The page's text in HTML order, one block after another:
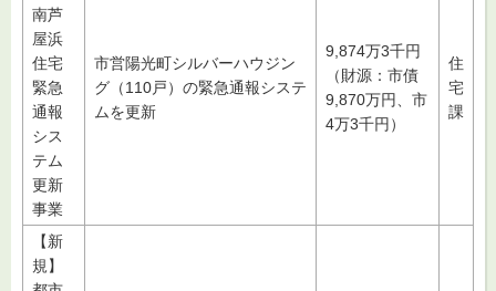
南芦
屋浜
住宅
緊急
通報
シス
テム
更新
事業
市営陽光町シルバーハウジン
グ（110戸）の緊急通報システ
ムを更新
9,874万3千円
（財源：市債
9,870万円、市
4万3千円）
住
宅
課
【新
規】